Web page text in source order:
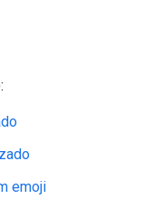
emoji